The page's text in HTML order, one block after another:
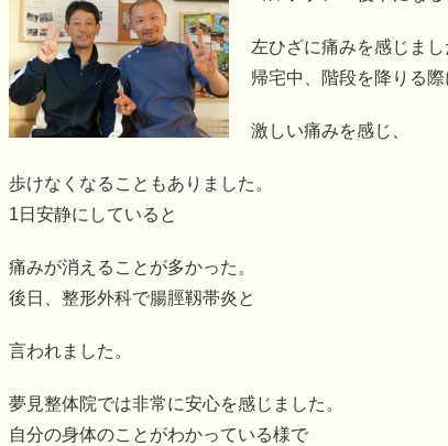
左ひざに痛みを感じま
帰宅中、階段を降りる際
激しい痛みを感じ、
歩けなくなることもありました。
1日安静にしていると
痛みが消えることが多かった。
後日、整形外科で腸脛靱帯炎と
言われました。
夢見整体院では非常に安心を感じました。
自分の身体のことがわかっている様で